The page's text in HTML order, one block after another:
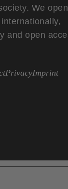
We
and open
PrivacyImprint